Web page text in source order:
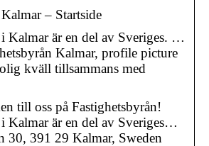
– Startside
Kalmar är en del av Sveriges. …
Kalmar, profile picture
kväll tillsammans med
till oss på Fastighetsbyrån!
Kalmar är en del av Sveriges…
30, 391 29 Kalmar, Sweden